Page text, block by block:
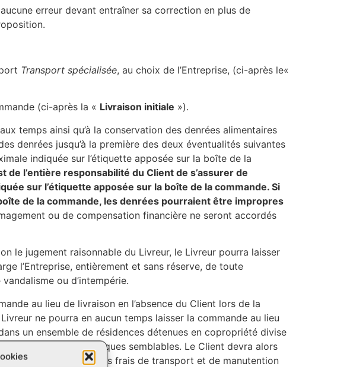
erreur devant entraîner sa correction en plus de
Transport spécialisée, au choix de l’Entreprise, (ci-après le«
(ci-après la « Livraison initiale »).
temps ainsi qu’à la conservation des denrées alimentaires
denrées jusqu’à la première des deux éventualités suivantes
indiquée sur l’étiquette apposée sur la boîte de la
de l’entière responsabilité du Client de s’assurer de
sur l’étiquette apposée sur la boîte de la commande. Si
de la commande, les denrées pourraient être impropres
ou de compensation financière ne seront accordés
le jugement raisonnable du Livreur, le Livreur pourra laisser
l’Entreprise, entièrement et sans réserve, de toute
ou d’intempérie.
au lieu de livraison en l’absence du Client lors de la
ne pourra en aucun temps laisser la commande au lieu
un ensemble de résidences détenues en copropriété divise
des caractéristiques semblables. Le Client devra alors
Livraison
») dont les frais de transport et de manutention